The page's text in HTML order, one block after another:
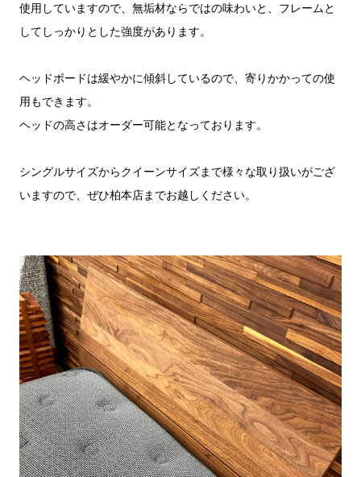
使用していますので、無垢材ならではの味わいと、フレームと
してしっかりとした強度があります。
ヘッドボードは緩やかに傾斜しているので、寄りかかっての使
用もできます。
ヘッドの高さはオーダー可能となっております。
シングルサイズからクイーンサイズまで様々な取り扱いがござ
いますので、ぜひ柏本店までお越しください。